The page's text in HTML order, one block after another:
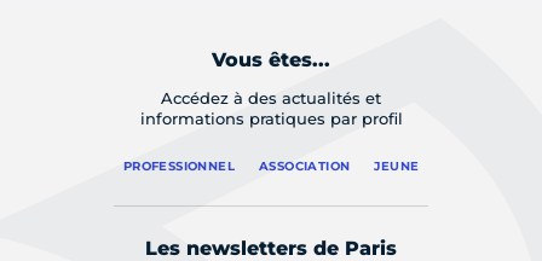
Vous êtes...
Accédez à des actualités et
informations pratiques par profil
PROFESSIONNEL ASSOCIATION JEUNE
Les newsletters de Paris